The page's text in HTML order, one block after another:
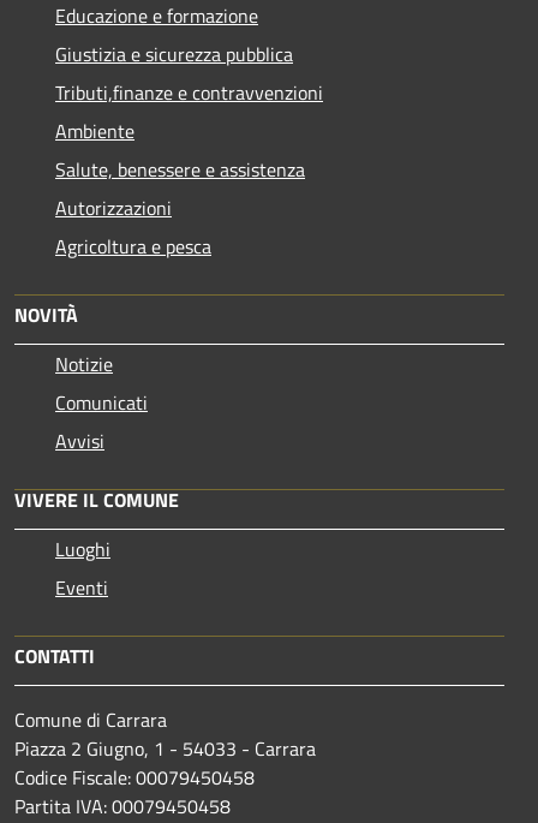
Educazione e formazione
Giustizia e sicurezza pubblica
Tributi,finanze e contravvenzioni
Ambiente
Salute, benessere e assistenza
Autorizzazioni
Agricoltura e pesca
NOVITÀ
Notizie
Comunicati
Avvisi
VIVERE IL COMUNE
Luoghi
Eventi
CONTATTI
Comune di Carrara
Piazza 2 Giugno, 1 - 54033 - Carrara
Codice Fiscale: 00079450458
Partita IVA: 00079450458